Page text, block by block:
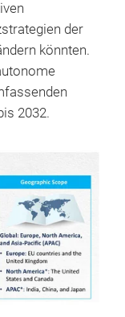
der
könnten.
2032.